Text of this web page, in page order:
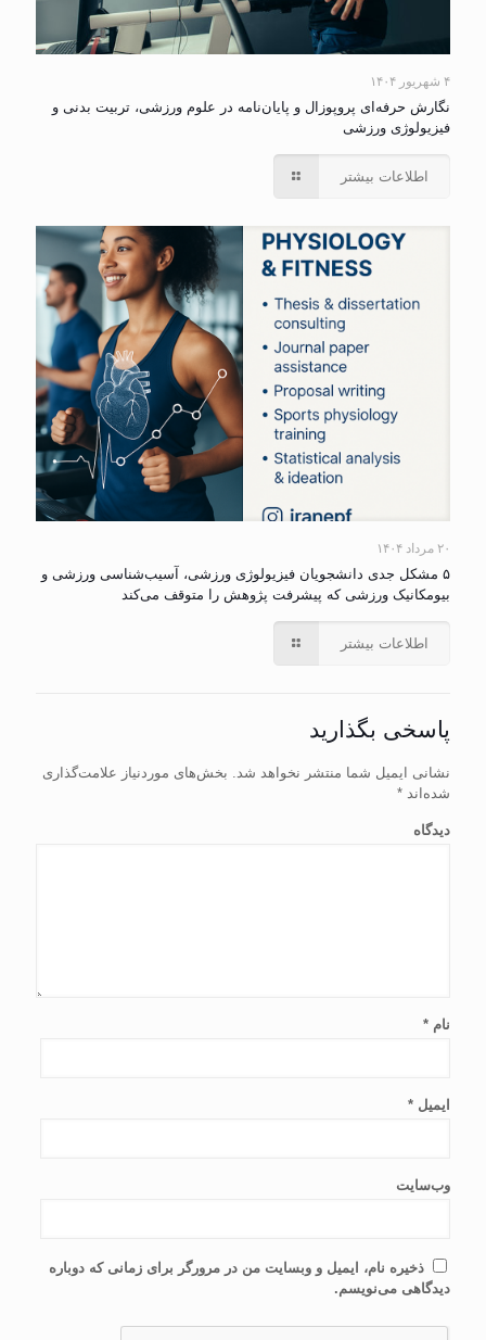
۴ شهریور ۱۴۰۴
نگارش حرفه‌ای پروپوزال و پایان‌نامه در علوم ورزشی، تربیت بدنی و
فیزیولوژی ورزشی
اطلاعات بیشتر
۲۰ مرداد ۱۴۰۴
۵ مشکل جدی دانشجویان فیزیولوژی ورزشی، آسیب‌شناسی ورزشی و
بیومکانیک ورزشی که پیشرفت پژوهش را متوقف می‌کند
اطلاعات بیشتر
پاسخی بگذارید
نشانی ایمیل شما منتشر نخواهد شد.
بخش‌های موردنیاز علامت‌گذاری
شده‌اند *
دیدگاه
نام *
ایمیل *
وب‌سایت
ذخیره نام، ایمیل و وبسایت من در مرورگر برای زمانی که دوباره
دیدگاهی می‌نویسم.